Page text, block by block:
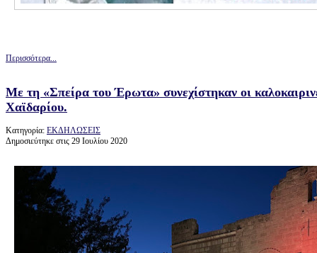
Περισσότερα...
Με τη «Σπείρα του Έρωτα» συνεχίστηκαν οι
Χαϊδαρίου.
Κατηγορία: ΕΚΔΗΛΩΣΕΙΣ
Δημοσιεύτηκε στις 29 Ιουλίου 2020